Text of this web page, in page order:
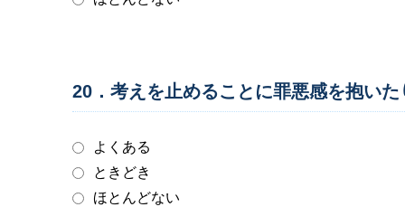
20．考えを止めることに罪悪感を抱い
よくある
ときどき
ほとんどない